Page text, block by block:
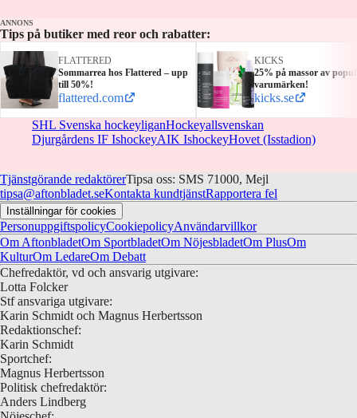
ANNONS
Tips på butiker med reor och rabatter:
FLATTERED
Sommarrea hos Flattered – upp
till 50%!
flattered.com
KICKS
25% på massor av
varumärken!
kicks.se
SHL Svenska hockeyliganHockeyallsvenskan
Djurgårdens IF IshockeyAIK IshockeyHovet (Isstadion)
Tjänstgörande redaktörerTipsa oss: SMS 71000, Mejl
tipsa@aftonbladet.seKontakta kundtjänstRapportera fel
Inställningar för cookies
PersonuppgiftspolicyCookiepolicyAnvändarvillkor
Om AftonbladetOm SportbladetOm NöjesbladetOm PlusOm
KulturOm LedareOm Debatt
Chefredaktör, vd och ansvarig utgivare:
Lotta Folcker
Stf ansvariga utgivare:
Karin Schmidt och Magnus Herbertsson
Redaktionschef:
Karin Schmidt
Sportchef:
Magnus Herbertsson
Politisk chefredaktör:
Anders Lindberg